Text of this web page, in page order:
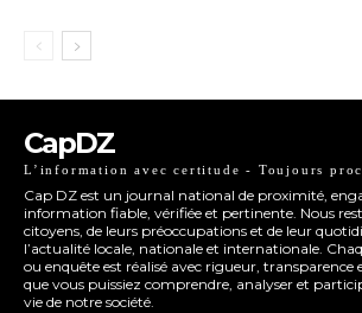
CapDZ
L’information avec certitude - Toujours
Cap DZ est un journal national de proximité,
information fiable, vérifiée et pertinente. Nous
citoyens, de leurs préoccupations et de leur
l’actualité locale, nationale et internationale.
ou enquête est réalisé avec rigueur, transparence
que vous puissiez comprendre, analyser et
vie de notre société.